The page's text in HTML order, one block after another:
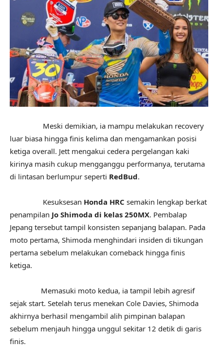
Meski demikian, ia mampu melakukan recovery
luar biasa hingga finis kelima dan mengamankan posisi
ketiga overall. Jett mengakui cedera pergelangan kaki
kirinya masih cukup mengganggu performanya, terutama
di lintasan berlumpur seperti RedBud.
Kesuksesan Honda HRC semakin lengkap berkat
penampilan Jo Shimoda di kelas 250MX. Pembalap
Jepang tersebut tampil konsisten sepanjang balapan. Pada
moto pertama, Shimoda menghindari insiden di tikungan
pertama sebelum melakukan comeback hingga finis
ketiga.
Memasuki moto kedua, ia tampil lebih agresif
sejak start. Setelah terus menekan Cole Davies, Shimoda
akhirnya berhasil mengambil alih pimpinan balapan
sebelum menjauh hingga unggul sekitar 12 detik di garis
finis.